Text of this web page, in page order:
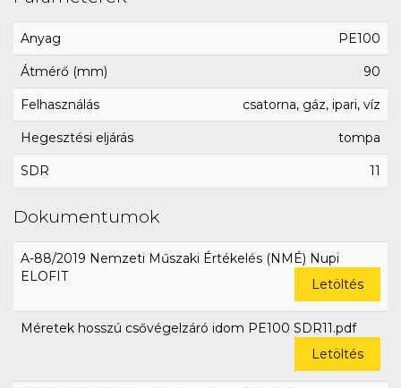
Anyag PE100
Átmérő (mm) 90
Felhasználás csatorna, gáz, ipari, víz
Hegesztési eljárás tompa
SDR 11
Dokumentumok
A-88/2019 Nemzeti Műszaki Értékelés (NMÉ) Nupi
ELOFIT
Letöltés
Méretek hosszú csővégelzáró idom PE100 SDR11.pdf
Letöltés